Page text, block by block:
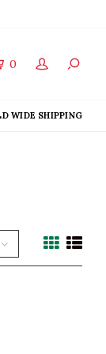
0
WIDE SHIPPING